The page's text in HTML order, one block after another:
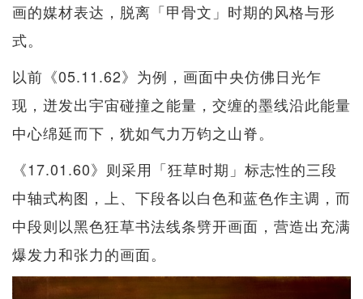
画的媒材表达，脱离「甲骨文」时期的风格与形
式。
以前《05.11.62》为例，画面中央仿佛日光乍
现，迸发出宇宙碰撞之能量，交缠的墨线沿此能量
中心绵延而下，犹如气力万钧之山脊。
《17.01.60》则采用「狂草时期」标志性的三段
中轴式构图，上、下段各以白色和蓝色作主调，而
中段则以黑色狂草书法线条劈开画面，营造出充满
爆发力和张力的画面。